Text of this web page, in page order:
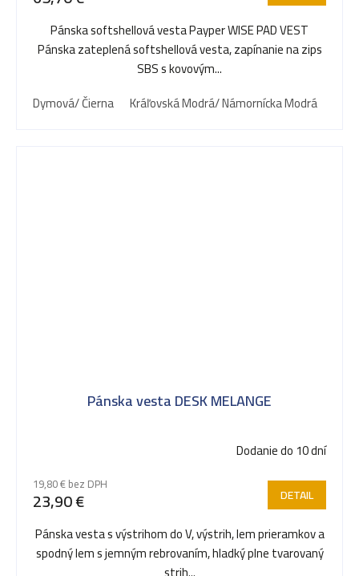
Pánska softshellová vesta Payper WISE PAD VEST
Pánska zateplená softshellová vesta, zapínanie na zips
SBS s kovovým...
Dymová/ Čierna
Kráľovská Modrá/ Námornícka Modrá
Pánska vesta DESK MELANGE
Dodanie do 10 dní
19,80 € bez DPH
23,90 € DETAIL
Pánska vesta s výstrihom do V, výstrih, lem prieramkov a
spodný lem s jemným rebrovaním, hladký plne tvarovaný